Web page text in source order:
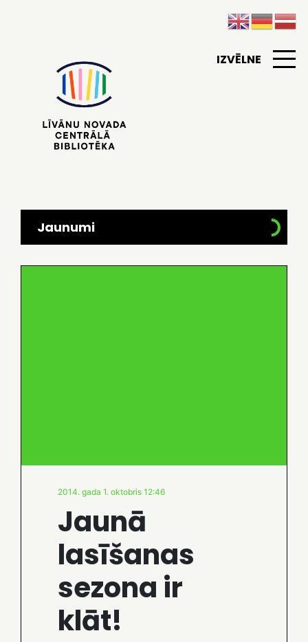
IZVĒLNE
Jaunumi
2014. gada 1. oktobris 12:46
Jaunā
lasīšanas
sezona ir
klāt!